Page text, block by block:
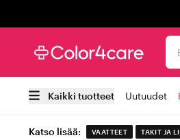
Kaikki tuotteet Uutuudet
Katso lisää: VAATTEET TAKIT JA